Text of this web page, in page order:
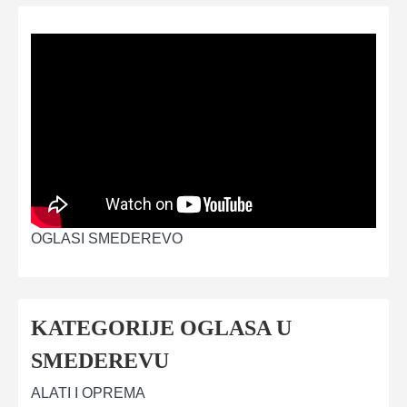
OGLASI SMEDEREVO
KATEGORIJE OGLASA U
SMEDEREVU
ALATI I OPREMA